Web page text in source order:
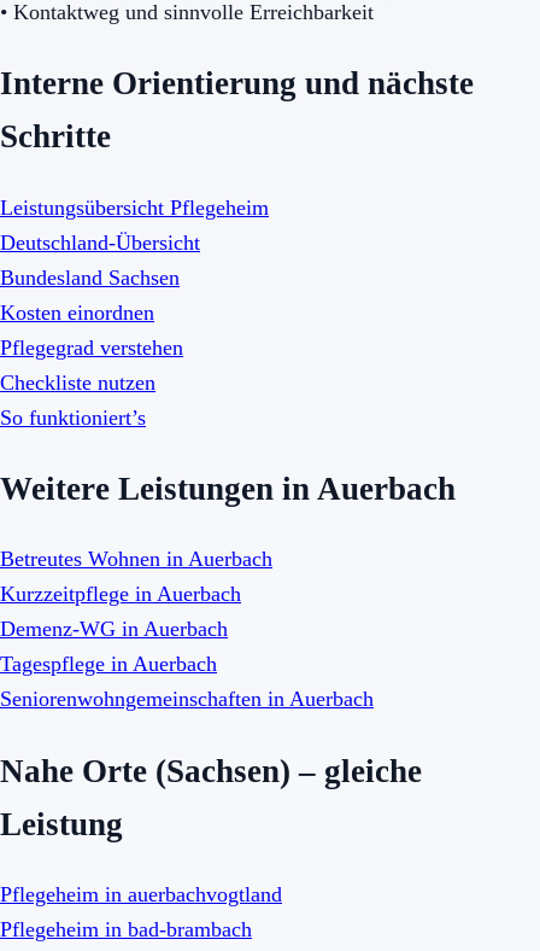
• Kontaktweg und sinnvolle Erreichbarkeit
Interne Orientierung und nächste
Schritte
Leistungsübersicht Pflegeheim
Deutschland-Übersicht
Bundesland Sachsen
Kosten einordnen
Pflegegrad verstehen
Checkliste nutzen
So funktioniert’s
Weitere Leistungen in Auerbach
Betreutes Wohnen in Auerbach
Kurzzeitpflege in Auerbach
Demenz-WG in Auerbach
Tagespflege in Auerbach
Seniorenwohngemeinschaften in Auerbach
Nahe Orte (Sachsen) – gleiche
Leistung
Pflegeheim in auerbachvogtland
Pflegeheim in bad-brambach